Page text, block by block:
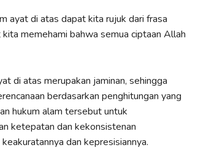
ayat di atas dapat kita rujuk dari frasa
di atas merupakan jaminan, sehingga
berdasarkan penghitungan yang
hukum alam tersebut untuk
ketepatan dan kekonsistenan
dan kepresisiannya.